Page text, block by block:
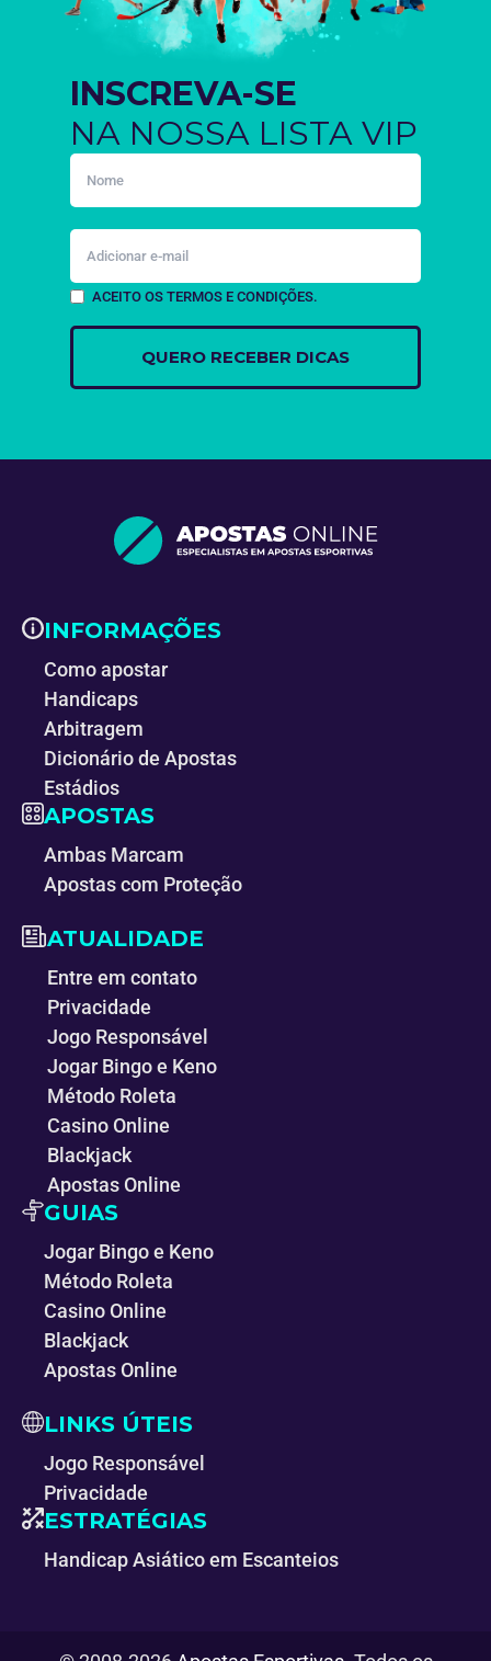
INSCREVA-SE
NA NOSSA LISTA VIP
ACEITO OS TERMOS E CONDIÇÕES.
INFORMAÇÕES
Como apostar
Handicaps
Arbitragem
Dicionário de Apostas
Estádios
APOSTAS
Ambas Marcam
Apostas com Proteção
ATUALIDADE
Entre em contato
Privacidade
Jogo Responsável
Jogar Bingo e Keno
Método Roleta
Casino Online
Blackjack
Apostas Online
GUIAS
Jogar Bingo e Keno
Método Roleta
Casino Online
Blackjack
Apostas Online
LINKS ÚTEIS
Jogo Responsável
Privacidade
ESTRATÉGIAS
Handicap Asiático em Escanteios